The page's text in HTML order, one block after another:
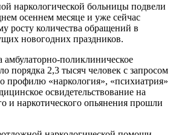
наркологической больницы подвели
осеннем месяце и уже сейчас
росту количества обращений в
новогодних праздников.
поликлиническое
порядка 2,3 тысяч человек с запросом
профилю «наркология», «психиатрия»
освидетельствование на
и наркотического опьянения прошли